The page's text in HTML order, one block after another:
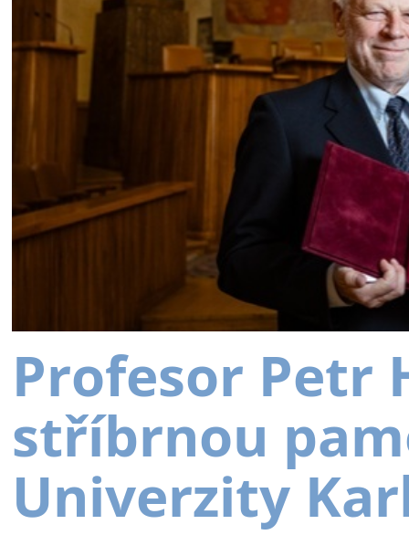
Profesor Petr
stříbrnou
Univerzity